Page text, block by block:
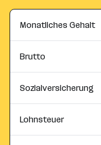
Monatliches Gehalt
Brutto
Sozialversicherung
Lohnsteuer